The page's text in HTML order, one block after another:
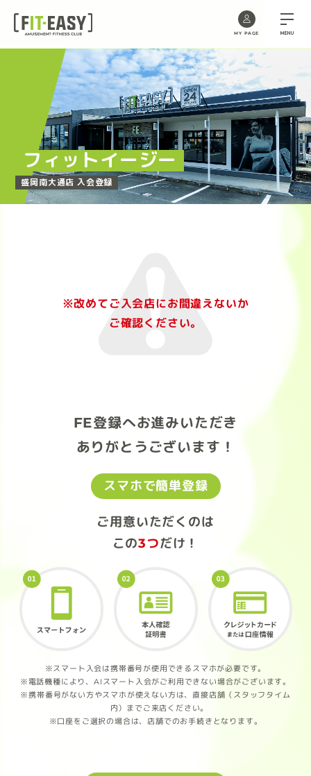
content
MY PAGE MENU
フィットイージー
盛岡南大通店 入会登録
※改めてご入会店にお間違えないか
ご確認ください。
FE登録へお進みいただき
ありがとうございます！
スマホで簡単登録
ご用意いただくのは
この3つだけ！
※スマート入会は携帯番号が使用できるスマホが必要です。
※電話機種により、AIスマート入会がご利用できない場合がございます。
※携帯番号がない方やスマホが使えない方は、直接店舗（スタッフタイム
内）までご来店ください。
※口座をご選択の場合は、店舗でのお手続きとなります。